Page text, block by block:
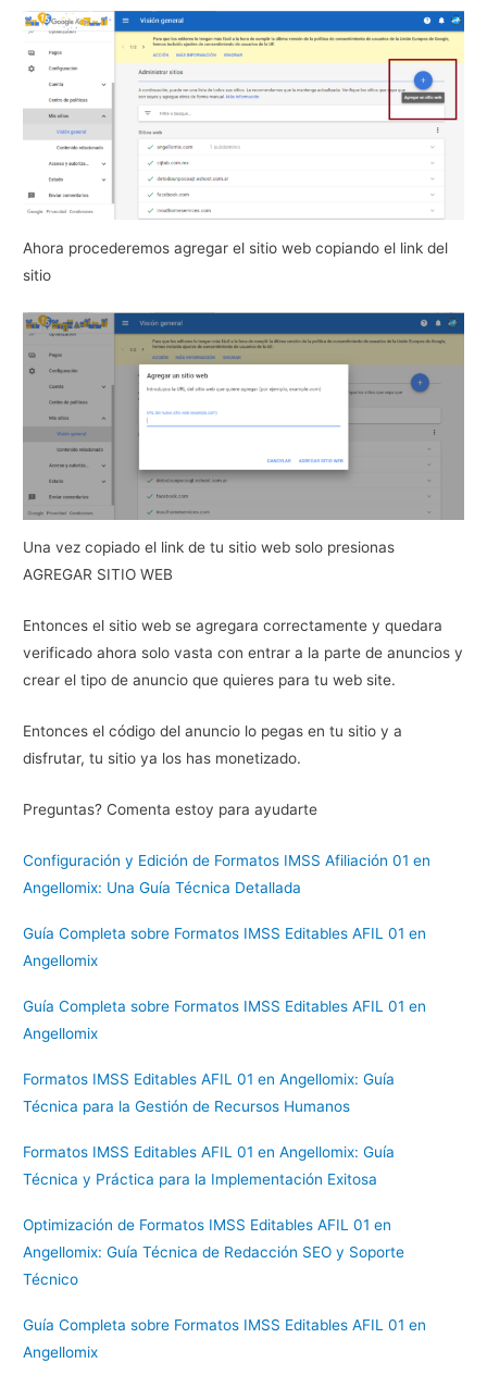
Ahora procederemos agregar el sitio web copiando el link del
sitio
Una vez copiado el link de tu sitio web solo presionas
AGREGAR SITIO WEB
Entonces el sitio web se agregara correctamente y quedara
verificado ahora solo vasta con entrar a la parte de anuncios y
crear el tipo de anuncio que quieres para tu web site.
Entonces el código del anuncio lo pegas en tu sitio y a
disfrutar, tu sitio ya los has monetizado.
Preguntas? Comenta estoy para ayudarte
Configuración y Edición de Formatos IMSS Afiliación 01 en
Angellomix: Una Guía Técnica Detallada
Guía Completa sobre Formatos IMSS Editables AFIL 01 en
Angellomix
Guía Completa sobre Formatos IMSS Editables AFIL 01 en
Angellomix
Formatos IMSS Editables AFIL 01 en Angellomix: Guía
Técnica para la Gestión de Recursos Humanos
Formatos IMSS Editables AFIL 01 en Angellomix: Guía
Técnica y Práctica para la Implementación Exitosa
Optimización de Formatos IMSS Editables AFIL 01 en
Angellomix: Guía Técnica de Redacción SEO y Soporte
Técnico
Guía Completa sobre Formatos IMSS Editables AFIL 01 en
Angellomix